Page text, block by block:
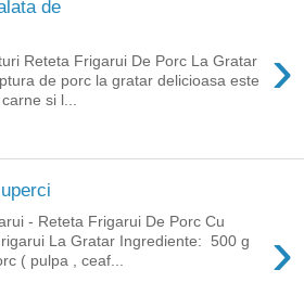
de
›
Reteta Frigarui De Porc La Gratar
de porc la gratar delicioasa este
si l...
›
- Reteta Frigarui De Porc Cu
La Gratar Ingrediente: 500 g
( pulpa , ceaf...